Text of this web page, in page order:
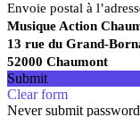
Envoie postal à
Musique Action
13 rue du Grand-
52000 Chaumont
Submit
Clear form
Never submit